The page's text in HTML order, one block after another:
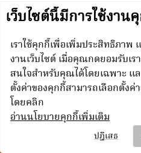
หน่วยงานที่